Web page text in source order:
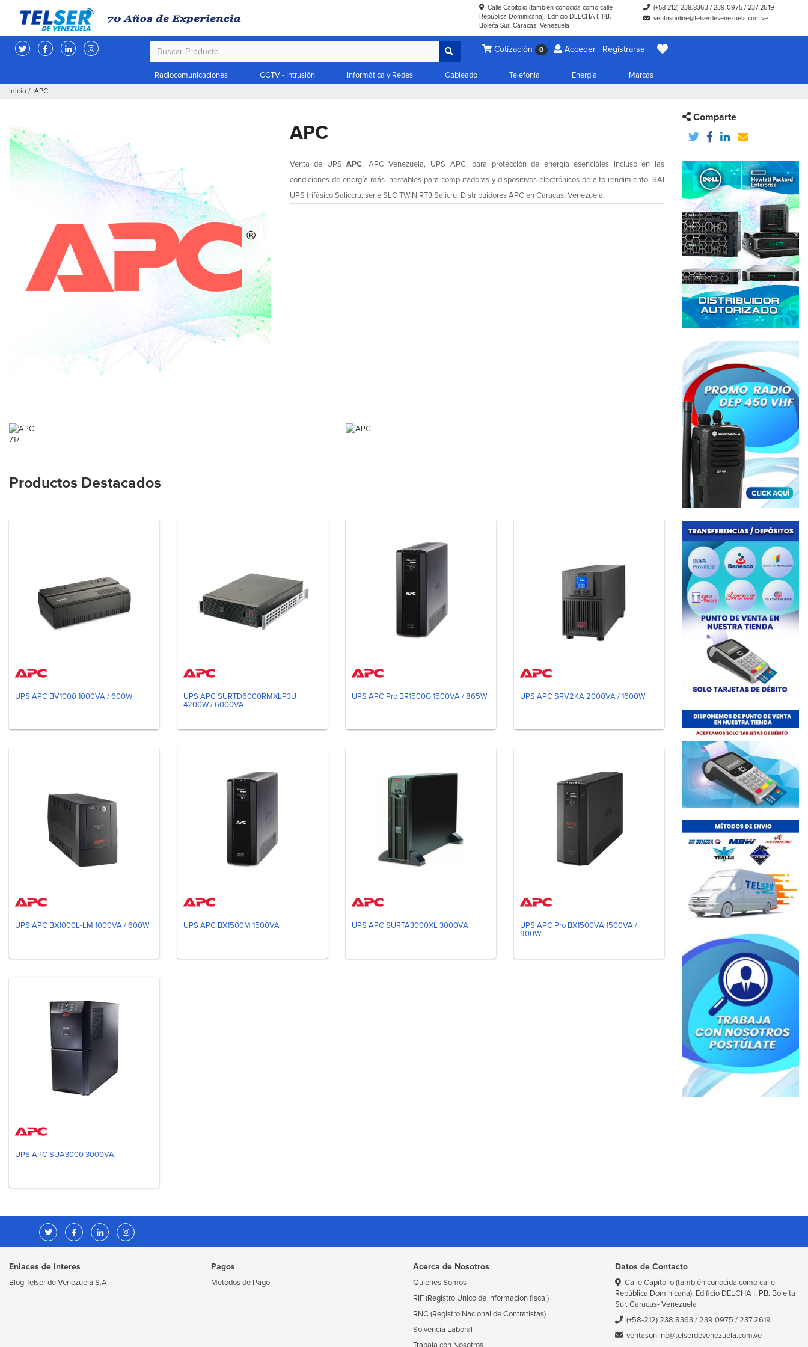
Calle Capitolio (también conocida como calle
República Dominicana), Edificio DELCHA I, PB.
Boleíta Sur. Caracas- Venezuela
(+58-212) 238.8363 /239.0975 /237.2619
ventasonline@telserdevenezuela.com.ve
Cotización 0 Acceder | Registrarse
Radiocomunicaciones CCTV - Intrusión Informática y Redes Cableado Telefonía Energía Marcas
Inicio / APC
APC
Venta de UPSAPC, APC Venezuela, UPS APC, para protección de energía esenciales incluso en las
condiciones de energía más inestables para computadoras y dispositivos electrónicos de alto rendimiento. SAI
UPS trifásico Saliccru, serie SLC TWIN RT3 Salicru. Distribuidores APC en Caracas, Venezuela.
717
Productos Destacados
UPS APC BV1000 1000VA / 600W
UPS APC SURTD6000RMXLP3U
4200W / 6000VA
UPS APC Pro BR1500G 1500VA / 865W UPS APC SRV2KA 2000VA / 1600W
UPS APC BX1000L-LM 1000VA / 600W UPS APC BX1500M 1500VA UPS APC SURTA3000XL 3000VA
UPS APC Pro BX1500VA 1500VA /
900W
UPS APC SUA3000 3000VA
Comparte
Enlaces de interes
Blog Telser de Venezuela S.A
Pagos
Metodos de Pago
Acerca de Nosotros
Quienes Somos
RIF (Registro Unico de Informacion fiscal)
RNC (Registro Nacional de Contratistas)
Solvencia Laboral
Datos de Contacto
Calle Capitolio (también conocida como calle
República Dominicana), Edificio DELCHA I, PB. Boleíta
Sur. Caracas- Venezuela
(+58-212) 238.8363/239.0975 /237.2619
ventasonline@telserdevenezuela.com.ve